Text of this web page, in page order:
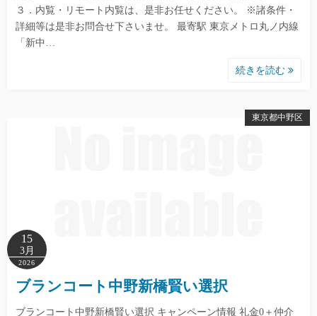
３．内覧・リモート内覧は、是非お任せください。 ※諸条件・
詳細等は是非お問合せ下さいませ。 最寄駅 東京メトロ丸ノ内線
「新中…
続きを読む
東京都中野区
15
3月
2026
ブランコート中野新橋賢い選択
ブランコート中野新橋賢い選択 キャンペーン情報 礼金0＋仲介